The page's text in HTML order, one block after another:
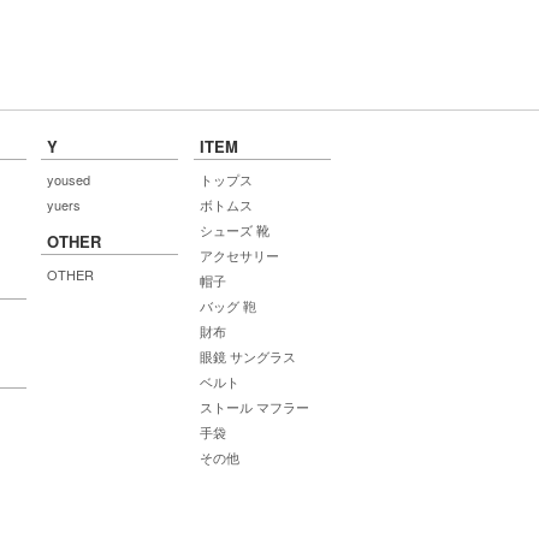
Y
yoused
yuers
OTHER
OTHER
ITEM
トップス
ボトムス
シューズ 靴
アクセサリー
帽子
バッグ 鞄
財布
眼鏡 サングラス
ベルト
ストール マフラー
手袋
その他